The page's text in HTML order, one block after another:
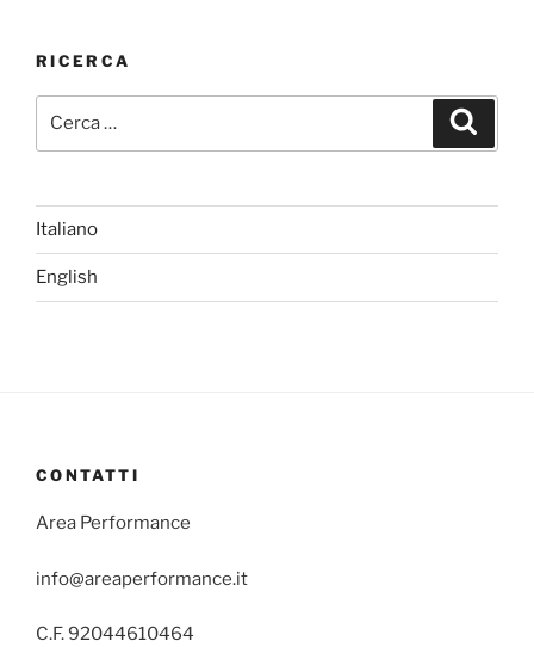
RICERCA
Italiano
English
CONTATTI
Area Performance
info@areaperformance.it
C.F. 92044610464